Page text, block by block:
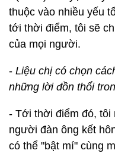
thuộc vào nhiều yếu
tới thời điểm, tôi sẽ
của mọi người.
- Liệu chị có chọn
những lời đồn thổi
- Tới thời điểm đó, tôi
người đàn ông kết
có thể "bật mí" cùng